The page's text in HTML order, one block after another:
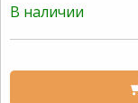
В наличии